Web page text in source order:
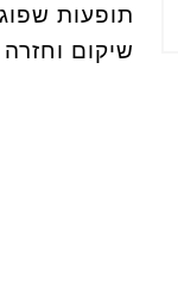
תופעות
שיקום